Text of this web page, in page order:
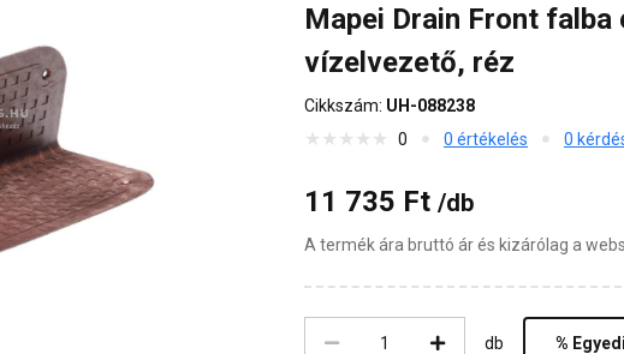
Mapei Drain Front falba
vízelvezető, réz
Cikkszám: UH-088238
0
0 értékelés 0
11 735 Ft /db
A termék ára bruttó ár és kizárólag a
db
%